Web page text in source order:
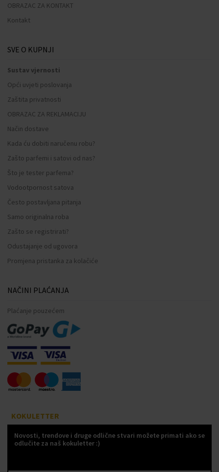
OBRAZAC ZA KONTAKT
Kontakt
SVE O KUPNJI
Sustav vjernosti
Opći uvjeti poslovanja
Zaštita privatnosti
OBRAZAC ZA REKLAMACIJU
Način dostave
Kada ću dobiti naručenu robu?
Zašto parfemi i satovi od nas?
Što je tester parfema?
Vodootpornost satova
Često postavljana pitanja
Samo originalna roba
Zašto se registrirati?
Odustajanje od ugovora
Promjena pristanka za kolačiće
NAČINI PLAĆANJA
Plaćanje pouzećem
KOKULETTER
Novosti, trendove i druge odlične stvari možete primati ako se
odlučite za naš kokuletter :)